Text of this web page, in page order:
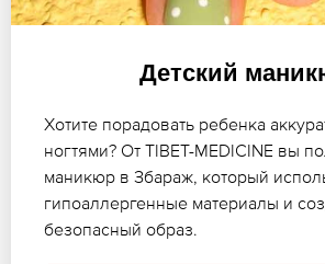
Детский
Хотите порадовать ребенка
ногтями? От TIBET-MEDICINE вы
маникюр в Збараж, который
гипоаллергенные материалы и
безопасный образ.